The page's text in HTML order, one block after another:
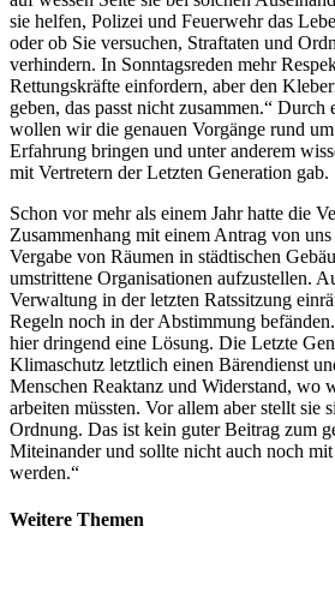
sie helfen, Polizei und Feuerwehr das
oder ob Sie versuchen, Straftaten und
verhindern. In Sonntagsreden mehr
Rettungskräfte einfordern, aber den
geben, das passt nicht zusammen.“
wollen wir die genauen Vorgänge rund
Erfahrung bringen und unter anderem
mit Vertretern der Letzten Generation gab.
Schon vor mehr als einem Jahr hatte die
Zusammenhang mit einem Antrag von
Vergabe von Räumen in städtischen
umstrittene Organisationen aufzustellen.
Verwaltung in der letzten Ratssitzung
Regeln noch in der Abstimmung
hier dringend eine Lösung. Die Letzte
Klimaschutz letztlich einen Bärendienst
Menschen Reaktanz und Widerstand, wo
arbeiten müssten. Vor allem aber stellt sie
Ordnung. Das ist kein guter Beitrag zum
Miteinander und sollte nicht auch noch
werden.“
Weitere Themen